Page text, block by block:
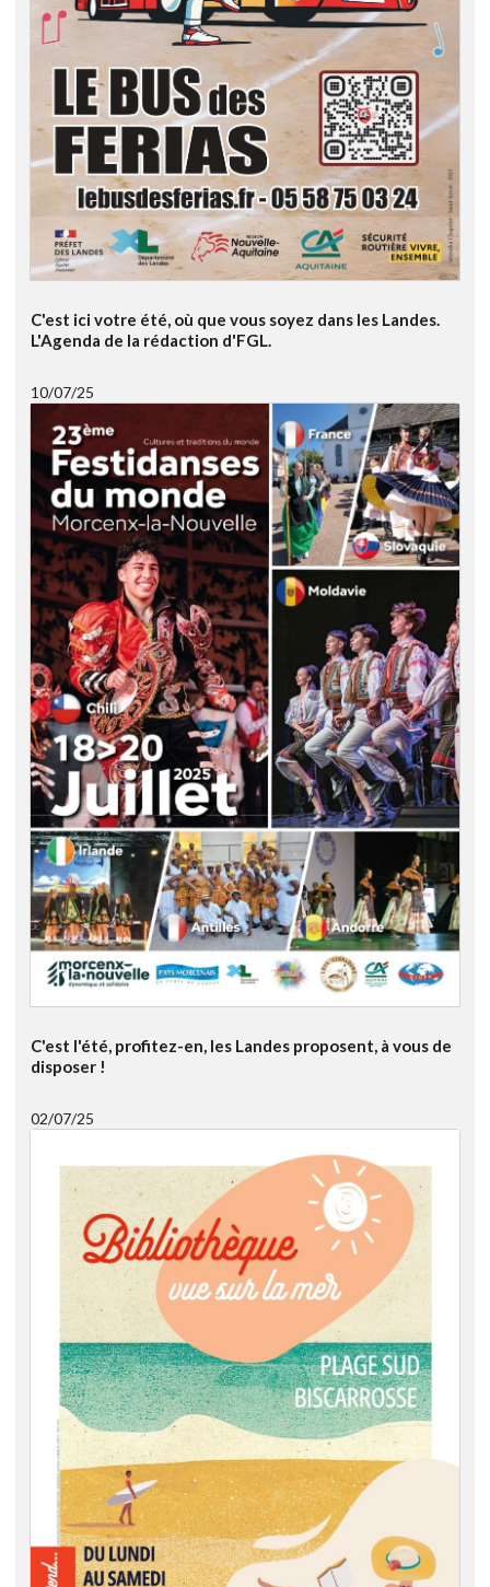
C'est ici votre été, où que vous soyez dans les Landes.
L'Agenda de la rédaction d'FGL.
10/07/25
C'est l'été, profitez-en, les Landes proposent, à vous de
disposer !
02/07/25